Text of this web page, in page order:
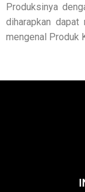
Produksinya
diharapkan
mengenal Produk